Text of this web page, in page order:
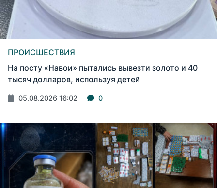
ПРОИСШЕСТВИЯ
На посту «Навои» пытались вывезти золото и 40
тысяч долларов, используя детей
05.08.2026 16:02 0